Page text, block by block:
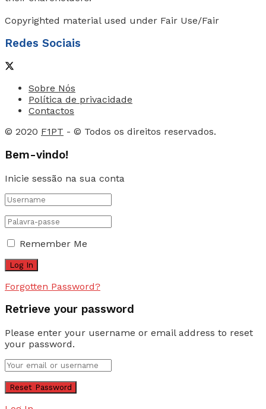
Copyrighted material used under Fair Use/Fair
Redes Sociais
Sobre Nós
Política de privacidade
Contactos
© 2020 F1PT - © Todos os direitos reservados.
Bem-vindo!
Inicie sessão na sua conta
Remember Me
Forgotten Password?
Retrieve your password
Please enter your username or email address to reset
your password.